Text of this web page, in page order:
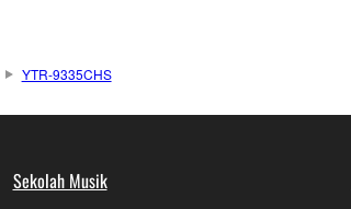
YTR-9335CHS
Sekolah Musik